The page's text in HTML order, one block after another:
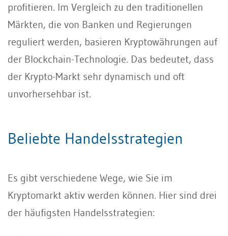
profitieren. Im Vergleich zu den traditionellen
Märkten, die von Banken und Regierungen
reguliert werden, basieren Kryptowährungen auf
der Blockchain-Technologie. Das bedeutet, dass
der Krypto-Markt sehr dynamisch und oft
unvorhersehbar ist.
Beliebte Handelsstrategien
Es gibt verschiedene Wege, wie Sie im
Kryptomarkt aktiv werden können. Hier sind drei
der häufigsten Handelsstrategien: